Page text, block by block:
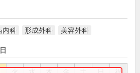
内科 形成外科 美容外科